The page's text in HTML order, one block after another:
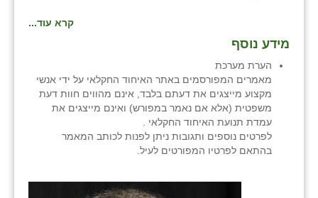
קרא עוד...
מידע נוסף
הערת מערכת
מאמרים המפורסמים באתר האיחוד החקלאי על ידי אנשי
מקצוע מייצגים את דעתם בלבד, אינם מהווים חוות דעת
משפטית (אלא אם נאמר במפורש) ואינם מייצגים את
עמדת תנועת האיחוד החקלאי .
לפרטים נוספים ותגובות ניתן לפנות לכותב המאמר
בהתאם לפרטיו המפורטים לעיל.
מנחמיה
נאות הכיכר
נווה אטי״ב
נהריה (אג״ש)